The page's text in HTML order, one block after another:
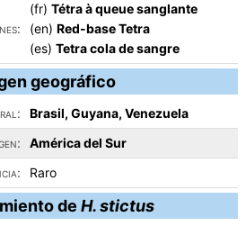
(fr) Tétra à queue sanglante
(en) Red-base Tetra
(es) Tetra cola de sangre
geográfico
Brasil, Guyana, Venezuela
América del Sur
Raro
de H. stictus